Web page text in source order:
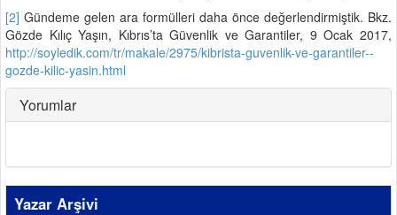
[2] Gündeme gelen ara formülleri daha önce değerlendirmiştik. Bkz.
Gözde Kılıç Yaşın, Kıbrıs’ta Güvenlik ve Garantiler, 9 Ocak 2017,
http://soyledik.com/tr/makale/2975/kibrista-guvenlik-ve-garantiler--
gozde-kilic-yasin.html
Yorumlar
Yazar Arşivi